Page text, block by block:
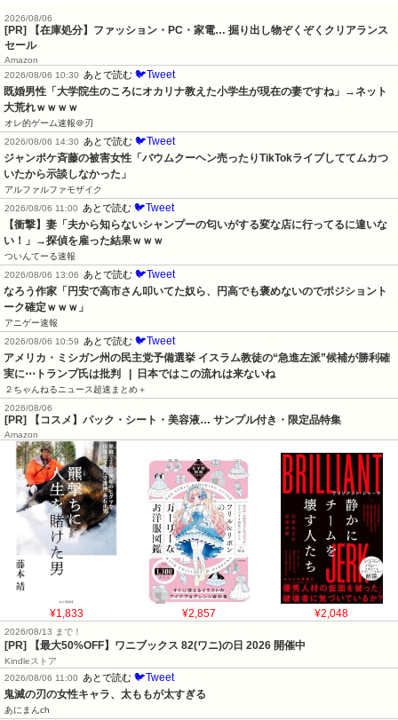
2026/08/06
[PR] 【在庫処分】ファッション・PC・家電… 掘り出し物ぞくぞくクリアランス
セール
Amazon
2026/08/06 10:30
あとで読む 🐦Tweet
既婚男性「大学院生のころにオカリナ教えた小学生が現在の妻ですね」→ネット
大荒れｗｗｗｗ
オレ的ゲーム速報＠刃
2026/08/06 14:30
あとで読む 🐦Tweet
ジャンポケ斉藤の被害女性「バウムクーヘン売ったりTikTokライブしててムカつ
いたから示談しなかった」
アルファルファモザイク
2026/08/06 11:00
あとで読む 🐦Tweet
【衝撃】妻「夫から知らないシャンプーの匂いがする変な店に行ってるに違いな
い！」→探偵を雇った結果ｗｗｗ
ついんてーる速報
2026/08/06 13:06
あとで読む 🐦Tweet
なろう作家「円安で高市さん叩いてた奴ら、円高でも褒めないのでポジショント
ーク確定ｗｗｗ」
アニゲー速報
2026/08/06 10:59
あとで読む 🐦Tweet
アメリカ・ミシガン州の民主党予備選挙 イスラム教徒の“急進左派”候補が勝利確
実に⋯トランプ氏は批判   |  日本ではこの流れは来ないね
２ちゃんねるニュース超速まとめ＋
2026/08/06
[PR] 【コスメ】パック・シート・美容液… サンプル付き・限定品特集
Amazon
¥1,833 ¥2,857 ¥2,048
2026/08/13 まで！
[PR] 【最大50%OFF】ワニブックス 82(ワニ)の日 2026 開催中
Kindleストア
2026/08/06 11:00
あとで読む 🐦Tweet
鬼滅の刃の女性キャラ、太ももが太すぎる
あにまんch